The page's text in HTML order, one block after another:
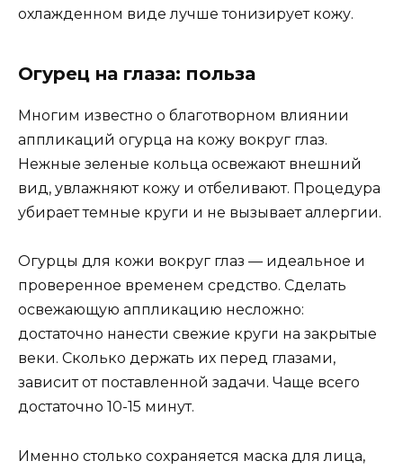
охлажденном виде лучше тонизирует кожу.
Огурец на глаза: польза
Многим известно о благотворном влиянии
аппликаций огурца на кожу вокруг глаз.
Нежные зеленые кольца освежают внешний
вид, увлажняют кожу и отбеливают. Процедура
убирает темные круги и не вызывает аллергии.
Огурцы для кожи вокруг глаз — идеальное и
проверенное временем средство. Сделать
освежающую аппликацию несложно:
достаточно нанести свежие круги на закрытые
веки. Сколько держать их перед глазами,
зависит от поставленной задачи. Чаще всего
достаточно 10-15 минут.
Именно столько сохраняется маска для лица,